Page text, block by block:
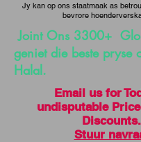
Jy kan op ons staatmaak as
bevrore
Joint Ons 3300+
geniet die beste pryse
Halal.
Email us for
undisputable
Discounts.
Stuur